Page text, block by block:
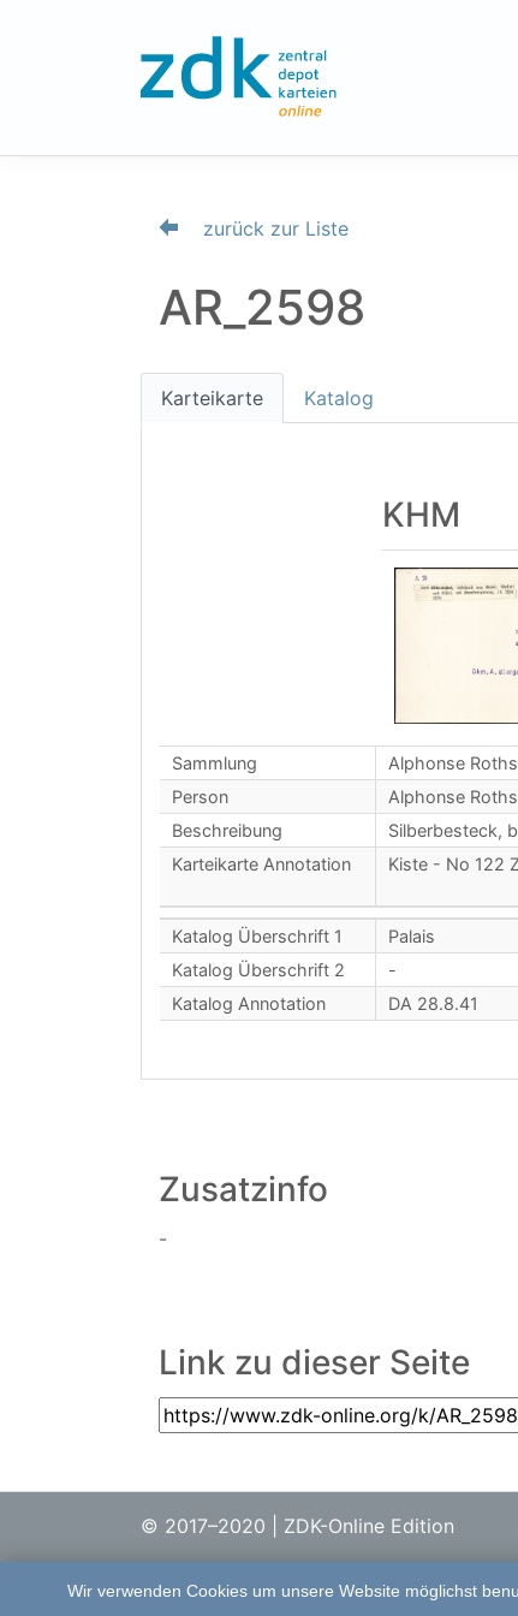
zurück zur Liste
AR_2598
Karteikarte Katalog
KHM
Sammlung
Alphonse
Person
Alphonse
Beschreibung
Silberbesteck,
Karteikarte Annotation
Kiste - No 122
Katalog Überschrift 1
Palais
Katalog Überschrift 2
-
Katalog Annotation
DA 28.8.41
Zusatzinfo
-
Link zu dieser Seite
© 2017–2020 | ZDK-Online Edition
Wir verwenden Cookies um unsere Website möglichst